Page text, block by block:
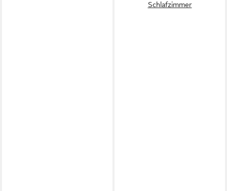
Schlafzimmer